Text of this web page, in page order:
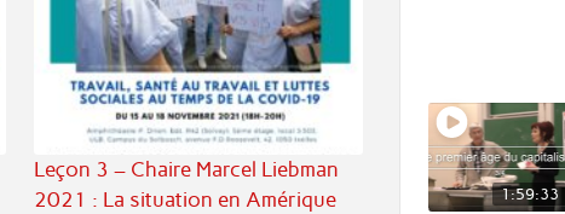
Leçon 3 – Chaire Marcel Liebman
2021 : La situation en Amérique
1:59:33